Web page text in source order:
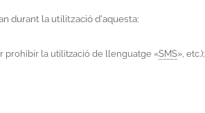
durant la utilització d'aquesta:
prohibir la utilització de llenguatge «SMS», etc.);